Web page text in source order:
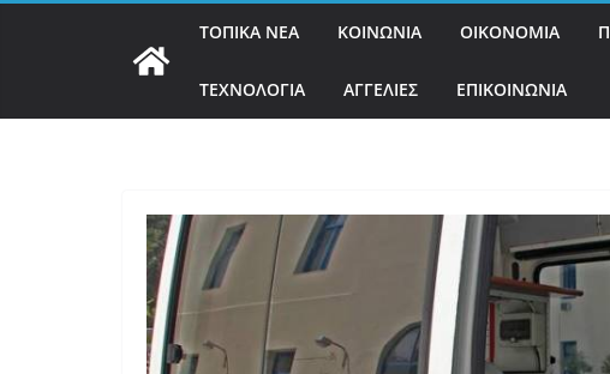
ΤΟΠΙΚΑ ΝΕΑ ΚΟΙΝΩΝΙΑ ΟΙΚΟΝΟΜΙΑ
ΤΕΧΝΟΛΟΓΙΑ ΑΓΓΕΛΙΕΣ ΕΠΙΚΟΙΝΩΝΙΑ